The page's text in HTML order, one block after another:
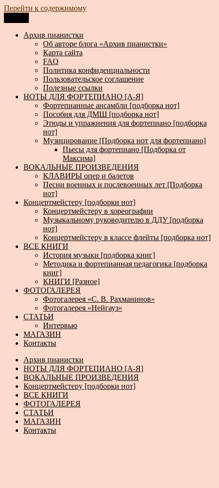
Перейти к содержимому
Архив пианистки
Всё для пианистов: ноты, книги, музыка, статьи…
Архив пианистки
Об авторе блога «Архив пианистки»
Карта сайта
FAQ
Политика конфиденциальности
Пользовательское соглашение
Полезные ссылки
НОТЫ ДЛЯ ФОРТЕПИАНО [А-Я]
Фортепианные ансамбли [подборка нот]
Пособия для ДМШ [подборка нот]
Этюды и упражнения для фортепиано [подборка
нот]
Музицирование [Подборка нот для фортепиано]
Пьесы для фортепиано [Подборка от
Максима]
ВОКАЛЬНЫЕ ПРОИЗВЕДЕНИЯ
КЛАВИРЫ опер и балетов
Песни военных и послевоенных лет [Подборка
нот]
Концертмейстеру [подборки нот]
Концертмейстеру в хореографии
Музыкальному руководителю в ДДУ [подборка
нот]
Концертмейстеру в классе флейты [подборка нот]
ВСЕ КНИГИ
История музыки [подборка книг]
Методика и фортепианная педагогика [подборка
книг]
КНИГИ [Разное]
ФОТОГАЛЕРЕЯ
Фотогалерея «С. В. Рахманинов»
Фотогалерея «Нейгауз»
СТАТЬИ
Интервью
МАГАЗИН
Контакты
Архив пианистки
НОТЫ ДЛЯ ФОРТЕПИАНО [А-Я]
ВОКАЛЬНЫЕ ПРОИЗВЕДЕНИЯ
Концертмейстеру [подборки нот]
ВСЕ КНИГИ
ФОТОГАЛЕРЕЯ
СТАТЬИ
МАГАЗИН
Контакты